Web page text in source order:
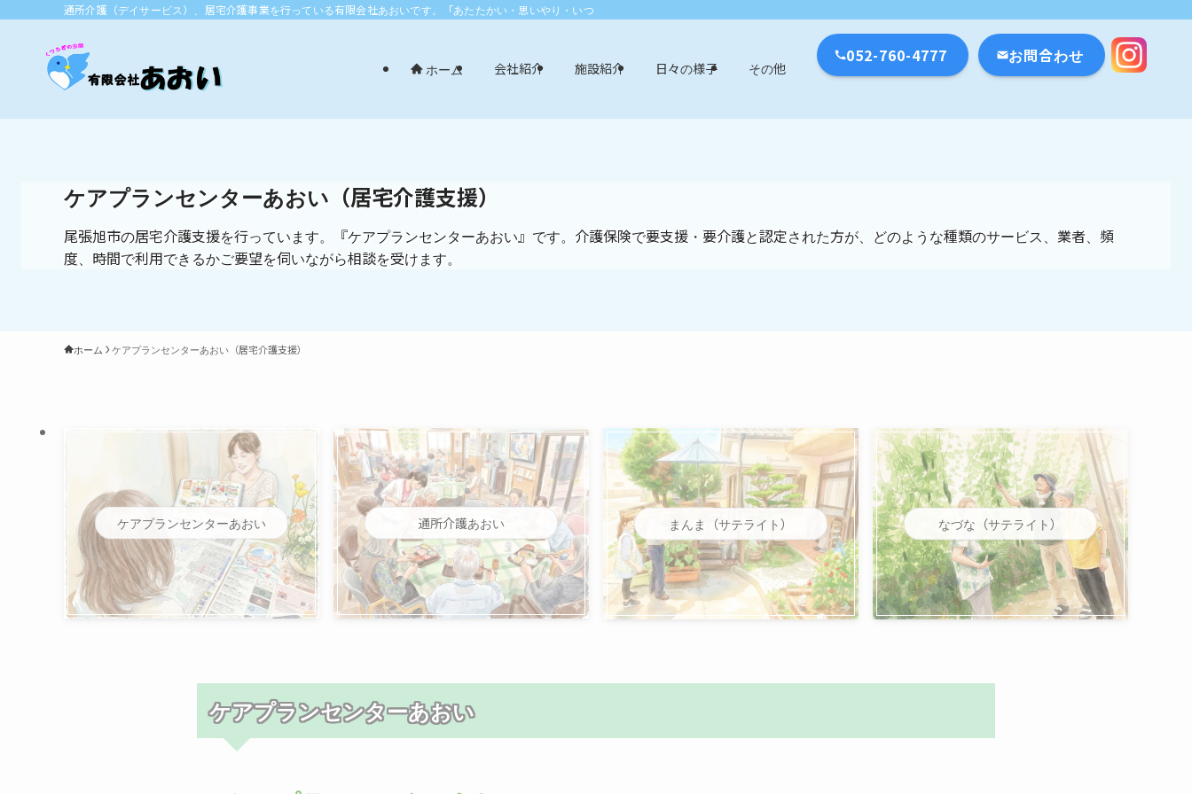
通所介護（デイサービス）、居宅介護事業を行っている有限会社あおいです。「あたたかい・思いやり・いつまでも」エリア：尾張旭市・長久手市・瀬戸市・名古屋市
ホーム 会社紹介 施設紹介 日々の様子 その他
052-760-4777 お問合わせ
ケアプランセンターあおい（居宅介護支援）
尾張旭市の居宅介護支援を行っています。『ケアプランセンターあおい』です。介護保険で要支援・要介護と認定された方が、どのような種類のサービス、業者、頻
度、時間で利用できるかご要望を伺いながら相談を受けます。
ホーム ケアプランセンターあおい（居宅介護支援）
ケアプランセンターあおい 通所介護あおい まんま（サテライト） なづな（サテライト）
ケアプランセンターあおい